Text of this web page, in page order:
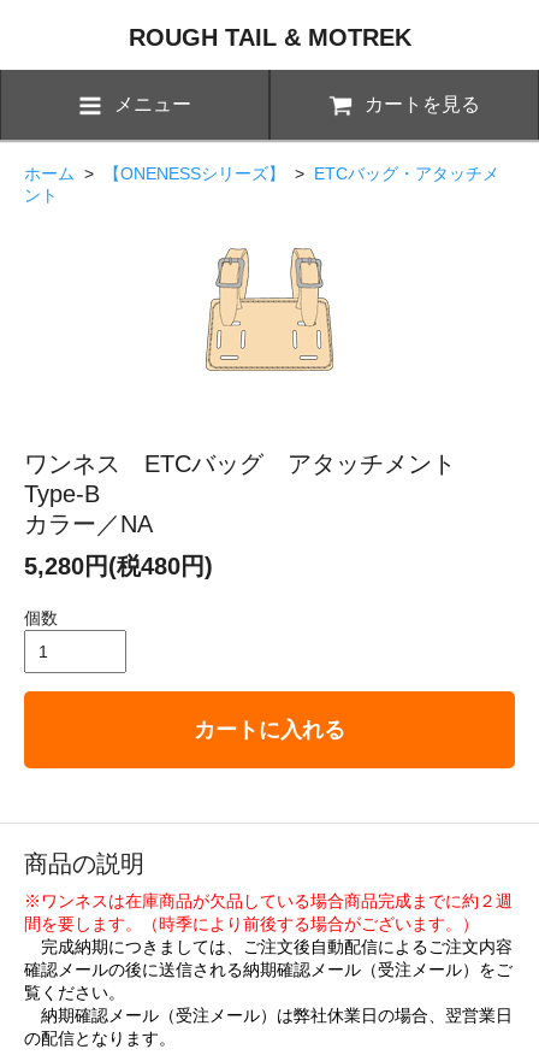
ROUGH TAIL & MOTREK
メニュー カートを見る
ホーム > 【ONENESSシリーズ】 > ETCバッグ・アタッチメ
ント
ワンネス ETCバッグ アタッチメント
Type-B
カラー／NA
5,280円(税480円)
個数
カートに入れる
商品の説明
※ワンネスは在庫商品が欠品している場合商品完成までに約２週
間を要します。（時季により前後する場合がございます。）
完成納期につきましては、ご注文後自動配信によるご注文内容
確認メールの後に送信される納期確認メール（受注メール）をご
覧ください。
納期確認メール（受注メール）は弊社休業日の場合、翌営業日
の配信となります。